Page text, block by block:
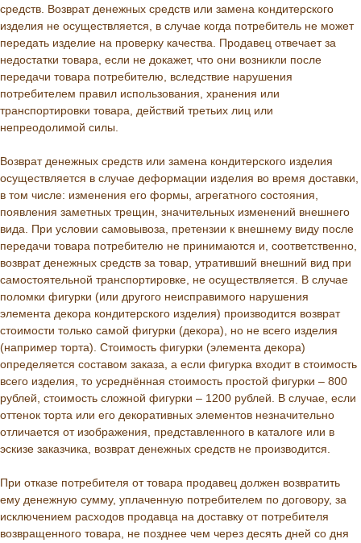
средств. Возврат денежных средств или замена кондитерского
изделия не осуществляется, в случае когда потребитель не может
передать изделие на проверку качества. Продавец отвечает за
недостатки товара, если не докажет, что они возникли после
передачи товара потребителю, вследствие нарушения
потребителем правил использования, хранения или
транспортировки товара, действий третьих лиц или
непреодолимой силы.
Возврат денежных средств или замена кондитерского изделия
осуществляется в случае деформации изделия во время доставки,
в том числе: изменения его формы, агрегатного состояния,
появления заметных трещин, значительных изменений внешнего
вида. При условии самовывоза, претензии к внешнему виду после
передачи товара потребителю не принимаются и, соответственно,
возврат денежных средств за товар, утративший внешний вид при
самостоятельной транспортировке, не осуществляется. В случае
поломки фигурки (или другого неисправимого нарушения
элемента декора кондитерского изделия) производится возврат
стоимости только самой фигурки (декора), но не всего изделия
(например торта). Стоимость фигурки (элемента декора)
определяется составом заказа, а если фигурка входит в стоимость
всего изделия, то усреднённая стоимость простой фигурки – 800
рублей, стоимость сложной фигурки – 1200 рублей. В случае, если
оттенок торта или его декоративных элементов незначительно
отличается от изображения, представленного в каталоге или в
эскизе заказчика, возврат денежных средств не производится.
При отказе потребителя от товара продавец должен возвратить
ему денежную сумму, уплаченную потребителем по договору, за
исключением расходов продавца на доставку от потребителя
возвращенного товара, не позднее чем через десять дней со дня